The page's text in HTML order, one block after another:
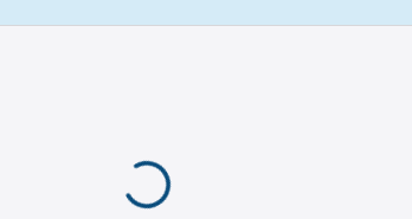
Kapslingsklass (IP):